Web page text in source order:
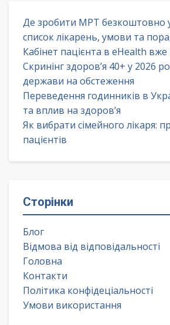
Де зробити МРТ безкоштовно у
список лікарень, умови та
Кабінет пацієнта в eHealth
Скринінг здоров’я 40+ у 2026
держави на обстеження
Переведення годинників в
та вплив на здоров’я
Як вибрати сімейного лікаря:
пацієнтів
Сторінки
Блог
Відмова від відповідальності
Головна
Контакти
Політика конфідеціальності
Умови використання